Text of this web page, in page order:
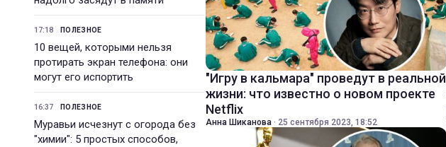
17:18 ПОЛЕЗНОЕ
10 вещей, которыми нельзя
протирать экран телефона: они
могут его испортить
16:37 ПОЛЕЗНОЕ
Муравьи исчезнут с огорода без
"химии": 5 простых способов,
"Игру в кальмара" проведут в реальной
жизни: что известно о новом проекте
Netflix
Анна Шиканова · 25 сентября 2023, 18:52